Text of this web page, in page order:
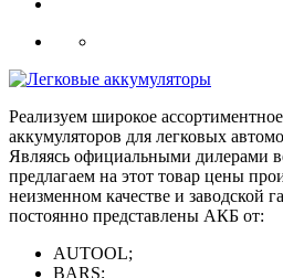
Реализуем широкое
аккумуляторов для легковых
Являясь официальными дилерами
предлагаем на этот товар цены
неизменном качестве и заводской
постоянно представлены АКБ от:
AUTOOL;
BARS;